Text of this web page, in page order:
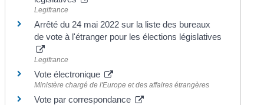
Legifrance
Arrêté du 24 mai 2022 sur la liste des bureaux
de vote à l'étranger pour les élections législatives
Legifrance
Vote électronique
Ministère chargé de l'Europe et des affaires étrangères
Vote par correspondance